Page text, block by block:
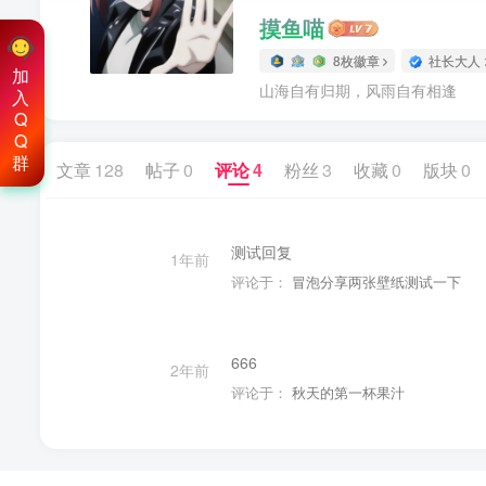
摸鱼喵
8枚徽章 社长大人
山海自有归期，风雨自有相逢
文章128 帖子 0 评论4 粉丝 3 收藏 0 版块 0
1年前 测试回复
评论于： 冒泡分享两张壁纸测试一下
2年前 666
评论于： 秋天的第一杯果汁
加
入
Q
Q
群